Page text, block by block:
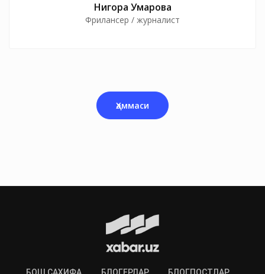
Нигора Умарова
Фрилансер / журналист
Ҳаммаси